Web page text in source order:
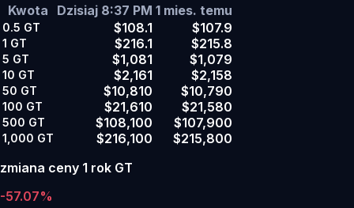
Kwota
Dzisiaj 8:37 PM 1 mies. temu
0.5 GT $108.1 $107.9
1 GT $216.1 $215.8
5 GT $1,081 $1,079
10 GT $2,161 $2,158
50 GT $10,810 $10,790
100 GT $21,610 $21,580
500 GT $108,100 $107,900
1,000 GT $216,100
$215,800
zmiana ceny 1 rok GT
-57.07%